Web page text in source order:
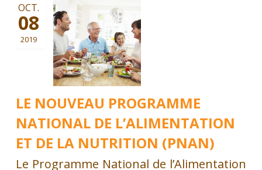
LE NOUVEAU PROGRAMME
NATIONAL DE L’ALIMENTATION
ET DE LA NUTRITION (PNAN)
OCT.
08
2019
Le Programme National de l’Alimentation